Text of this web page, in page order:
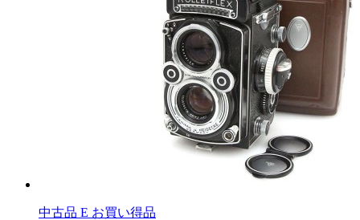
中古品 E お買い得品